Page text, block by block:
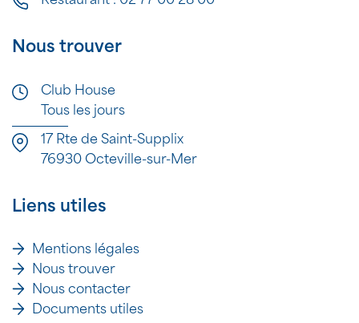
Nous trouver
Club House
Tous les jours
17 Rte de Saint-Supplix
76930 Octeville-sur-Mer
Liens utiles
Mentions légales
Nous trouver
Nous contacter
Documents utiles